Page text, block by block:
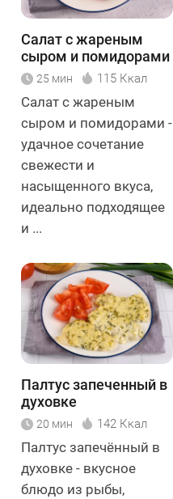
Салат с жареным
сыром и помидорами
25 мин 115 Ккал
Салат с жареным
сыром и помидорами -
удачное сочетание
свежести и
насыщенного вкуса,
идеально подходящее
и ...
Палтус запеченный в
духовке
20 мин 142 Ккал
Палтус запечённый в
духовке - вкусное
блюдо из рыбы,